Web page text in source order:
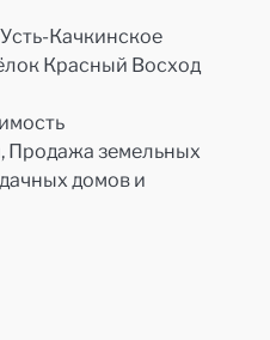
Качкинское
Красный Восход
Продажа земельных
домов и